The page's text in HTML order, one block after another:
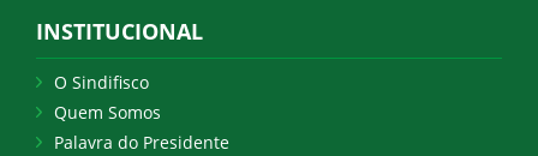
INSTITUCIONAL
O Sindifisco
Quem Somos
Palavra do Presidente